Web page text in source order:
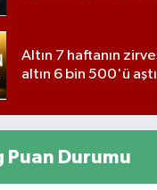
Altın 7 haftanın
altın 6 bin 500'ü aştı
Puan Durumu